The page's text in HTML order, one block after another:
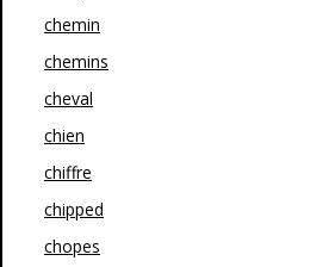
chemin
chemins
cheval
chien
chiffre
chipped
chopes